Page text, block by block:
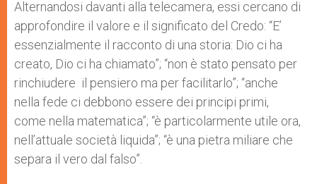
Alternandosi davanti alla telecamera, essi cercano di
approfondire il valore e il significato del Credo: “E’
essenzialmente il racconto di una storia: Dio ci ha
creato, Dio ci ha chiamato”; “non è stato pensato per
rinchiudere il pensiero ma per facilitarlo”; “anche
nella fede ci debbono essere dei principi primi,
come nella matematica”; “è particolarmente utile ora,
nell’attuale società liquida”; “è una pietra miliare che
separa il vero dal falso”.